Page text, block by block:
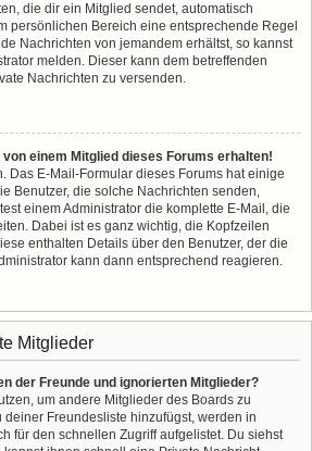
die dir ein Mitglied sendet, automatisch
persönlichen Bereich eine entsprechende Regel
Nachrichten von jemandem erhältst, so kannst
melden. Dieser kann dem betreffenden
Nachrichten zu versenden.
von einem Mitglied dieses Forums erhalten!
Das E-Mail-Formular dieses Forums hat einige
Benutzer, die solche Nachrichten senden,
einem Administrator die komplette E-Mail, die
Dabei ist es ganz wichtig, die Kopfzeilen
enthalten Details über den Benutzer, der die
kann dann entsprechend reagieren.
Mitglieder
der Freunde und ignorierten Mitglieder?
um andere Mitglieder des Boards zu
Freundesliste hinzufügst, werden in
für den schnellen Zugriff aufgelistet. Du siehst